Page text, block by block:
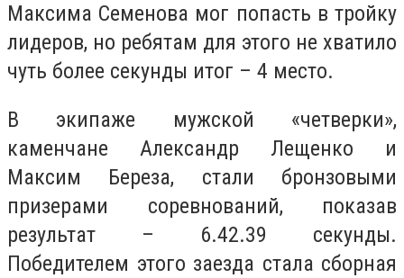
Максима Семенова мог попасть в тройку
лидеров, но ребятам для этого не хватило
чуть более секунды итог – 4 место.
В экипаже мужской «четверки»,
каменчане Александр Лещенко и
Максим Береза, стали бронзовыми
призерами соревнований, показав
результат – 6.42.39 секунды.
Победителем этого заезда стала сборная